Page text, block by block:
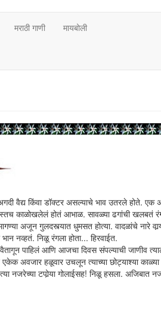
मराठी गाणी मायबोली
वैद्य किंवा डॉक्टर असल्याचे भाव उतरले होते. एक
काळोखलेलं होतं आभाळ. सावळ्या ढगांची खलबतं
अजून गुलदस्त्यात धुमसत होत्या. वादळांचे नारे
नव्हतं. निळू रंगला होता... हिरवाईत.
पाहिलं आणि आजचा दिवस संपल्याची जाणीव
अवजार हळूवार उचलून त्याच्या छोट्याश्या काळ्या
नजरेच्या टपोर्‍या गोलाईसह! निळू हसला. अजिबात